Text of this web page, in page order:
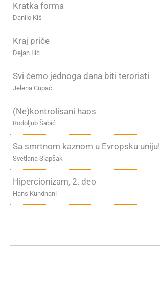
Kratka forma
Danilo Kiš
Kraj priče
Dejan Ilić
Svi ćemo jednoga dana biti teroristi
Jelena Cupać
(Ne)kontrolisani haos
Rodoljub Šabić
Sa smrtnom kaznom u Evropsku uniju!
Svetlana Slapšak
Hipercionizam, 2. deo
Hans Kundnani